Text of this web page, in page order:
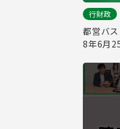
行財政
都営バ
8年6月